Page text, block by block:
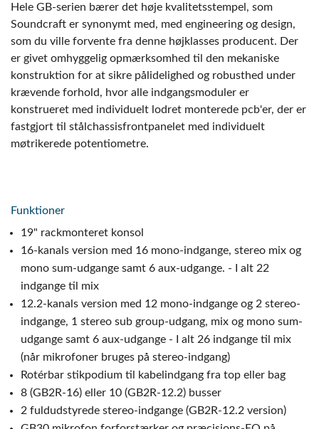
Hele GB-serien bærer det høje kvalitetsstempel, som
Soundcraft er synonymt med, med engineering og design,
som du ville forvente fra denne højklasses producent. Der
er givet omhyggelig opmærksomhed til den mekaniske
konstruktion for at sikre pålidelighed og robusthed under
krævende forhold, hvor alle indgangsmoduler er
konstrueret med individuelt lodret monterede pcb'er, der er
fastgjort til stålchassisfrontpanelet med individuelt
møtrikerede potentiometre.
Funktioner
19" rackmonteret konsol
16-kanals version med 16 mono-indgange, stereo mix og
mono sum-udgange samt 6 aux-udgange. - I alt 22
indgange til mix
12.2-kanals version med 12 mono-indgange og 2 stereo-
indgange, 1 stereo sub group-udgang, mix og mono sum-
udgange samt 6 aux-udgange - I alt 26 indgange til mix
(når mikrofoner bruges på stereo-indgang)
Rotérbar stikpodium til kabelindgang fra top eller bag
8 (GB2R-16) eller 10 (GB2R-12.2) busser
2 fuldudstyrede stereo-indgange (GB2R-12.2 version)